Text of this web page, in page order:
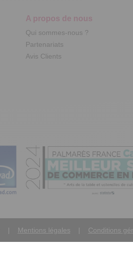
A propos de nous
Qui sommes-nous ?
Partenariats
Avis Clients
Mentions légales Conditions